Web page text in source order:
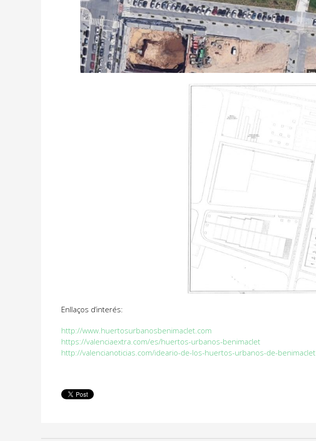
Enllaços d’interés:
http://www.huertosurbanosbenimaclet.com
https://valenciaextra.com/es/huertos-urbanos-benimaclet
http://valencianoticias.com/ideario-de-los-huertos-urbanos-de-benimaclet